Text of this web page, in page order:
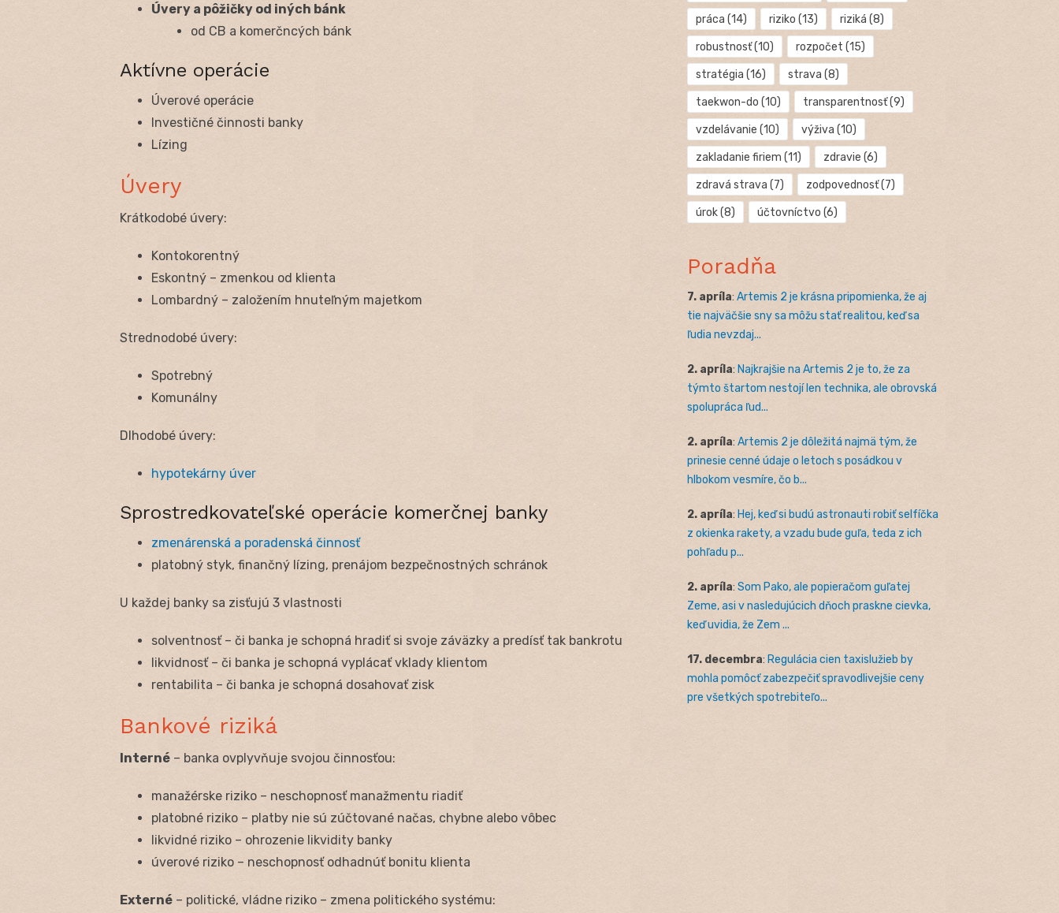
Úvery a pôžičky od iných bánk
od CB a komerčncých bánk
Aktívne operácie
Úverové operácie
Investičné činnosti banky
Lízing
Úvery
Krátkodobé úvery:
Kontokorentný
Eskontný – zmenkou od klienta
Lombardný – založením hnuteľným majetkom
Strednodobé úvery:
Spotrebný
Komunálny
Dlhodobé úvery:
hypotekárny úver
Sprostredkovateľské operácie komerčnej banky
zmenárenská a poradenská činnosť
platobný styk, finančný lízing, prenájom bezpečnostných schránok
U každej banky sa zisťujú 3 vlastnosti
solventnosť – či banka je schopná hradiť si svoje záväzky a predísť tak bankrotu
likvidnosť – či banka je schopná vyplácať vklady klientom
rentabilita – či banka je schopná dosahovať zisk
Bankové riziká
Interné – banka ovplyvňuje svojou činnosťou:
manažérske riziko – neschopnosť manažmentu riadiť
platobné riziko – platby nie sú zúčtované načas, chybne alebo vôbec
likvidné riziko – ohrozenie likvidity banky
úverové riziko – neschopnosť odhadnúť bonitu klienta
Externé – politické, vládne riziko – zmena politického systému:
práca (14) riziko (13) riziká (8)
robustnosť(10) rozpočet (15)
stratégia (16) strava (8)
taekwon-do (10) transparentnosť(9)
vzdelávanie (10) výživa (10)
zakladanie firiem (11) zdravie (6)
zdravá strava (7) zodpovednosť(7)
úrok(8) účtovníctvo (6)
Poradňa
7. apríla: Artemis 2 je krásna pripomienka, že aj
tie najväčšie sny sa môžu stať realitou, keď sa
ľudia nevzdaj...
2. apríla: Najkrajšie na Artemis 2 je to, že za
týmto štartom nestojí len technika, ale obrovská
spolupráca ľud...
2. apríla: Artemis 2 je dôležitá najmä tým, že
prinesie cenné údaje o letoch s posádkou v
hlbokom vesmíre, čo b...
2. apríla: Hej, keď si budú astronauti robiť selfíčka
z okienka rakety, a vzadu bude guľa, teda z ich
pohľadu p...
2. apríla: Som Pako, ale popieračom guľatej
Zeme, asi v nasledujúcich dňoch praskne cievka,
keď uvidia, že Zem ...
17. decembra: Regulácia cien taxislužieb by
mohla pomôcť zabezpečiť spravodlivejšie ceny
pre všetkých spotrebiteľo...